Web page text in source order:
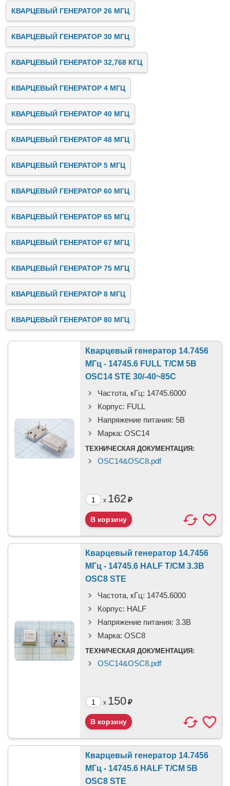
КВАРЦЕВЫЙ ГЕНЕРАТОР 26 МГЦ
КВАРЦЕВЫЙ ГЕНЕРАТОР 30 МГЦ
КВАРЦЕВЫЙ ГЕНЕРАТОР 32,768 КГЦ
КВАРЦЕВЫЙ ГЕНЕРАТОР 4 МГЦ
КВАРЦЕВЫЙ ГЕНЕРАТОР 40 МГЦ
КВАРЦЕВЫЙ ГЕНЕРАТОР 48 МГЦ
КВАРЦЕВЫЙ ГЕНЕРАТОР 5 МГЦ
КВАРЦЕВЫЙ ГЕНЕРАТОР 60 МГЦ
КВАРЦЕВЫЙ ГЕНЕРАТОР 65 МГЦ
КВАРЦЕВЫЙ ГЕНЕРАТОР 67 МГЦ
КВАРЦЕВЫЙ ГЕНЕРАТОР 75 МГЦ
КВАРЦЕВЫЙ ГЕНЕРАТОР 8 МГЦ
КВАРЦЕВЫЙ ГЕНЕРАТОР 80 МГЦ
Кварцевый генератор 14.7456
МГц - 14745.6 FULL T/CM 5В
OSC14 STE 30/-40~85C
Частота, кГц: 14745.6000
Корпус: FULL
Напряжение питания: 5В
Марка: OSC14
ТЕХНИЧЕСКАЯ ДОКУМЕНТАЦИЯ:
OSC14&OSC8.pdf
x 162₽
Кварцевый генератор 14.7456
МГц - 14745.6 HALF T/CM 3.3В
OSC8 STE
Частота, кГц: 14745.6000
Корпус: HALF
Напряжение питания: 3.3В
Марка: OSC8
ТЕХНИЧЕСКАЯ ДОКУМЕНТАЦИЯ:
OSC14&OSC8.pdf
x 150₽
Кварцевый генератор 14.7456
МГц - 14745.6 HALF T/CM 5В
OSC8 STE